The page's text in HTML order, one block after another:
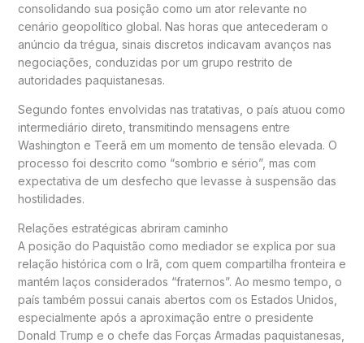
consolidando sua posição como um ator relevante no
cenário geopolítico global. Nas horas que antecederam o
anúncio da trégua, sinais discretos indicavam avanços nas
negociações, conduzidas por um grupo restrito de
autoridades paquistanesas.
Segundo fontes envolvidas nas tratativas, o país atuou como
intermediário direto, transmitindo mensagens entre
Washington e Teerã em um momento de tensão elevada. O
processo foi descrito como “sombrio e sério”, mas com
expectativa de um desfecho que levasse à suspensão das
hostilidades.
Relações estratégicas abriram caminho
A posição do Paquistão como mediador se explica por sua
relação histórica com o Irã, com quem compartilha fronteira e
mantém laços considerados “fraternos”. Ao mesmo tempo, o
país também possui canais abertos com os Estados Unidos,
especialmente após a aproximação entre o presidente
Donald Trump e o chefe das Forças Armadas paquistanesas,